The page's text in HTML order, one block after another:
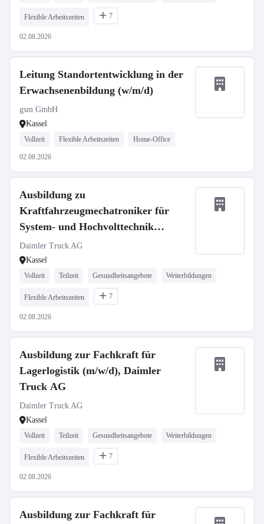
Flexible Arbeitszeiten 7
02.08.2026
Leitung Standortentwicklung in der
Erwachsenenbildung (w/m/d)
gsm GmbH
Kassel
Vollzeit Flexible Arbeitszeiten Home-Office
02.08.2026
Ausbildung zu
Kraftfahrzeugmechatroniker für
System- und Hochvolttechnik
(m/w/d), Daimler Truck AG
Daimler Truck AG
Kassel
Vollzeit Teilzeit Gesundheitsangebote Weiterbildungen
Flexible Arbeitszeiten 7
02.08.2026
Ausbildung zur Fachkraft für
Lagerlogistik (m/w/d), Daimler
Truck AG
Daimler Truck AG
Kassel
Vollzeit Teilzeit Gesundheitsangebote Weiterbildungen
Flexible Arbeitszeiten 7
02.08.2026
Ausbildung zur Fachkraft für